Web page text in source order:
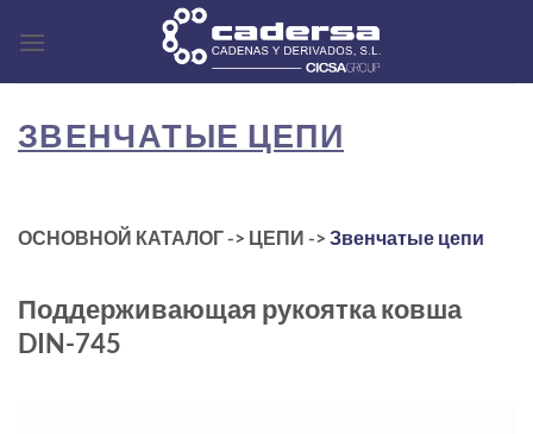
content
ЗВЕНЧАТЫЕ ЦЕПИ
ОСНОВНОЙ КАТАЛОГ -> ЦЕПИ ->Звенчатые цепи
Поддерживающая рукоятка ковша
DIN-745